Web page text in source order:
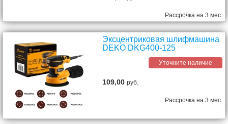
Рассрочка на 3 мес.
Эксцентриковая шлифмашина
DEKO DKG400-125
Уточните наличие
109,00руб.
Рассрочка на 3 мес.